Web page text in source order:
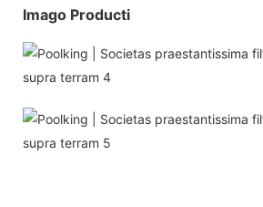
Imago Producti